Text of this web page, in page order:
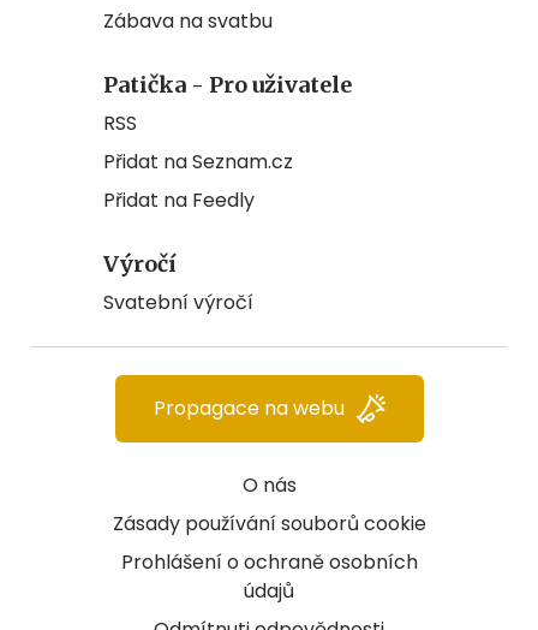
Zábava na svatbu
Patička - Pro uživatele
RSS
Přidat na Seznam.cz
Přidat na Feedly
Výročí
Svatební výročí
O nás
Zásady používání souborů cookie
Prohlášení o ochraně osobních
údajů
Propagace na webu